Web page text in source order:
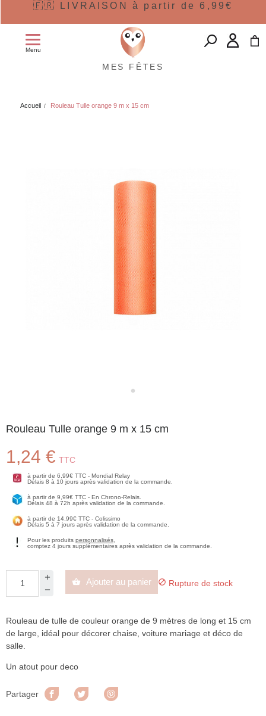
🇫🇷 LIVRAISON à partir de 6,99€
Menu
MES FÊTES
Accueil Rouleau Tulle orange 9 m x 15 cm
Rouleau Tulle orange 9 m x 15 cm
1,24 € TTC
à partir de 6,99€ TTC - Mondial Relay
Délais 8 à 10 jours après validation de la commande.
à partir de 9,99€ TTC - En Chrono-Relais.
Délais 48 à 72h après validation de la commande.
à partir de 14,99€ TTC - Colissimo
Délais 5 à 7 jours après validation de la commande.
Pour les produits personnalisés
comptez 4 jours supplémentaires après validation de la commande.
 Ajouter au panier  Rupture de stock
Rouleau de tulle de couleur orange de 9 mètres de long et 15 cm
de large, idéal pour décorer chaise, voiture mariage et déco de
salle.
Un atout pour deco
Partager Partager Tweet